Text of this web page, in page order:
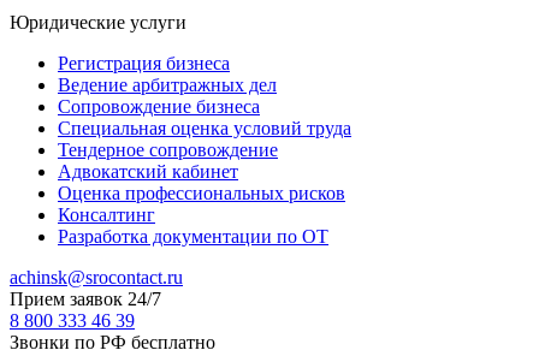
Юридические услуги
Регистрация бизнеса
Ведение арбитражных дел
Сопровождение бизнеса
Специальная оценка условий труда
Тендерное сопровождение
Адвокатский кабинет
Оценка профессиональных рисков
Консалтинг
Разработка документации по ОТ
achinsk@srocontact.ru
Прием заявок 24/7
8 800 333 46 39
Звонки по РФ бесплатно